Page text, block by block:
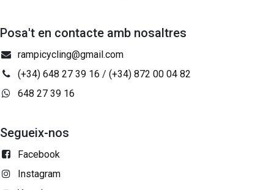
Posa't en contacte amb nosaltres
rampicycling@gmail.com
(+34) 648 27 39 16 / (+34) 872 00 04 82
648 27 39 16
Segueix-nos
Facebook
Instagram